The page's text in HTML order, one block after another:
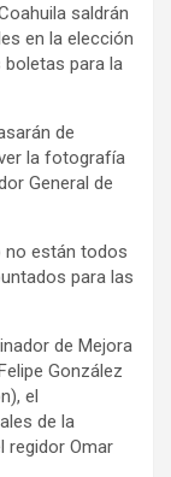
saldrán
en la elección
boletas para la
de
la fotografía
General de
no están todos
para las
de Mejora
González
el
de la
regidor Omar